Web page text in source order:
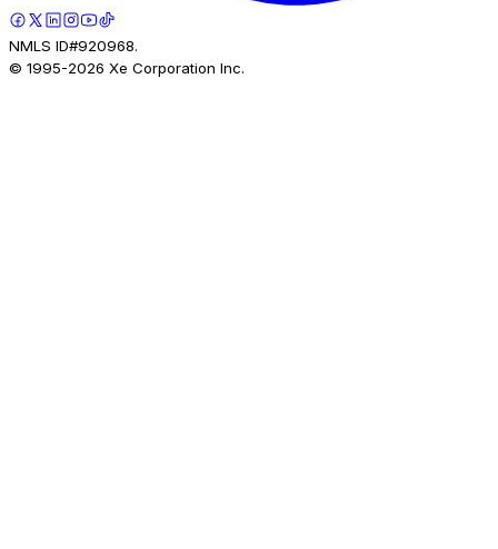
NMLS ID#920968.
© 1995-2026 Xe Corporation Inc.